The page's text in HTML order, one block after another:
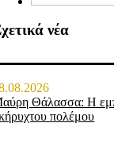
νέα
Θάλασσα: Η
πολέμου